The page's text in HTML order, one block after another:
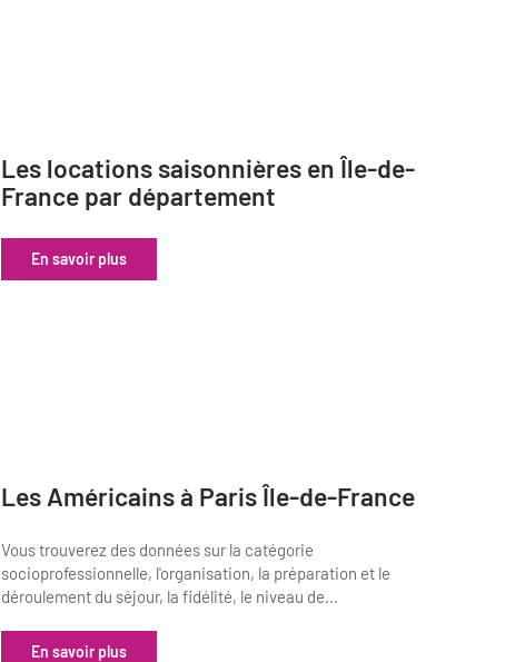
Les locations saisonnières en Île-de-
France par département
En savoir plus
Les Américains à Paris Île-de-France
Vous trouverez des données sur la catégorie
socioprofessionnelle, l'organisation, la préparation et le
déroulement du séjour, la fidélité, le niveau de...
En savoir plus